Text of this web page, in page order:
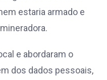
estaria armado e
e abordaram o
dos dados pessoais,